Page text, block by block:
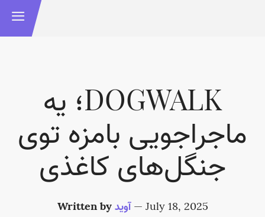
‫DOGWALK؛ یه
ماجراجویی بامزه توی
جنگل‌های کاغذی
Written byآوید — July 18, 2025